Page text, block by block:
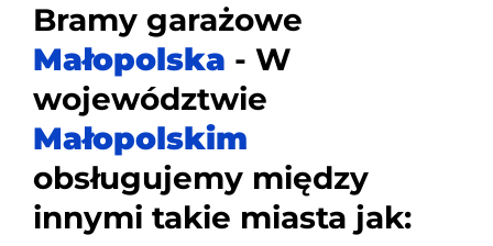
Bramy garażowe
Małopolska - W
województwie
Małopolskim
obsługujemy między
innymi takie miasta jak: